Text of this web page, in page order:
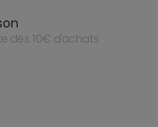
dès 10€ d'achats